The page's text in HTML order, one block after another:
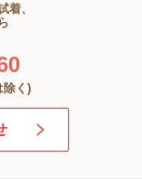
着、
除く)